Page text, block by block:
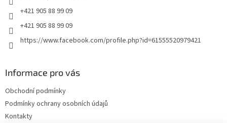
+421 905 88 99 09
+421 905 88 99 09
https://www.facebook.com/profile.php?id=61555520979421
Informace pro vás
Obchodní podmínky
Podmínky ochrany osobních údajů
Kontakty